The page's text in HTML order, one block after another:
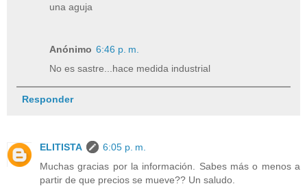
una aguja
Anónimo 6:46 p. m.
No es sastre...hace medida industrial
Responder
ELITISTA
6:05 p. m.
Muchas gracias por la información. Sabes más o menos a
partir de que precios se mueve?? Un saludo.